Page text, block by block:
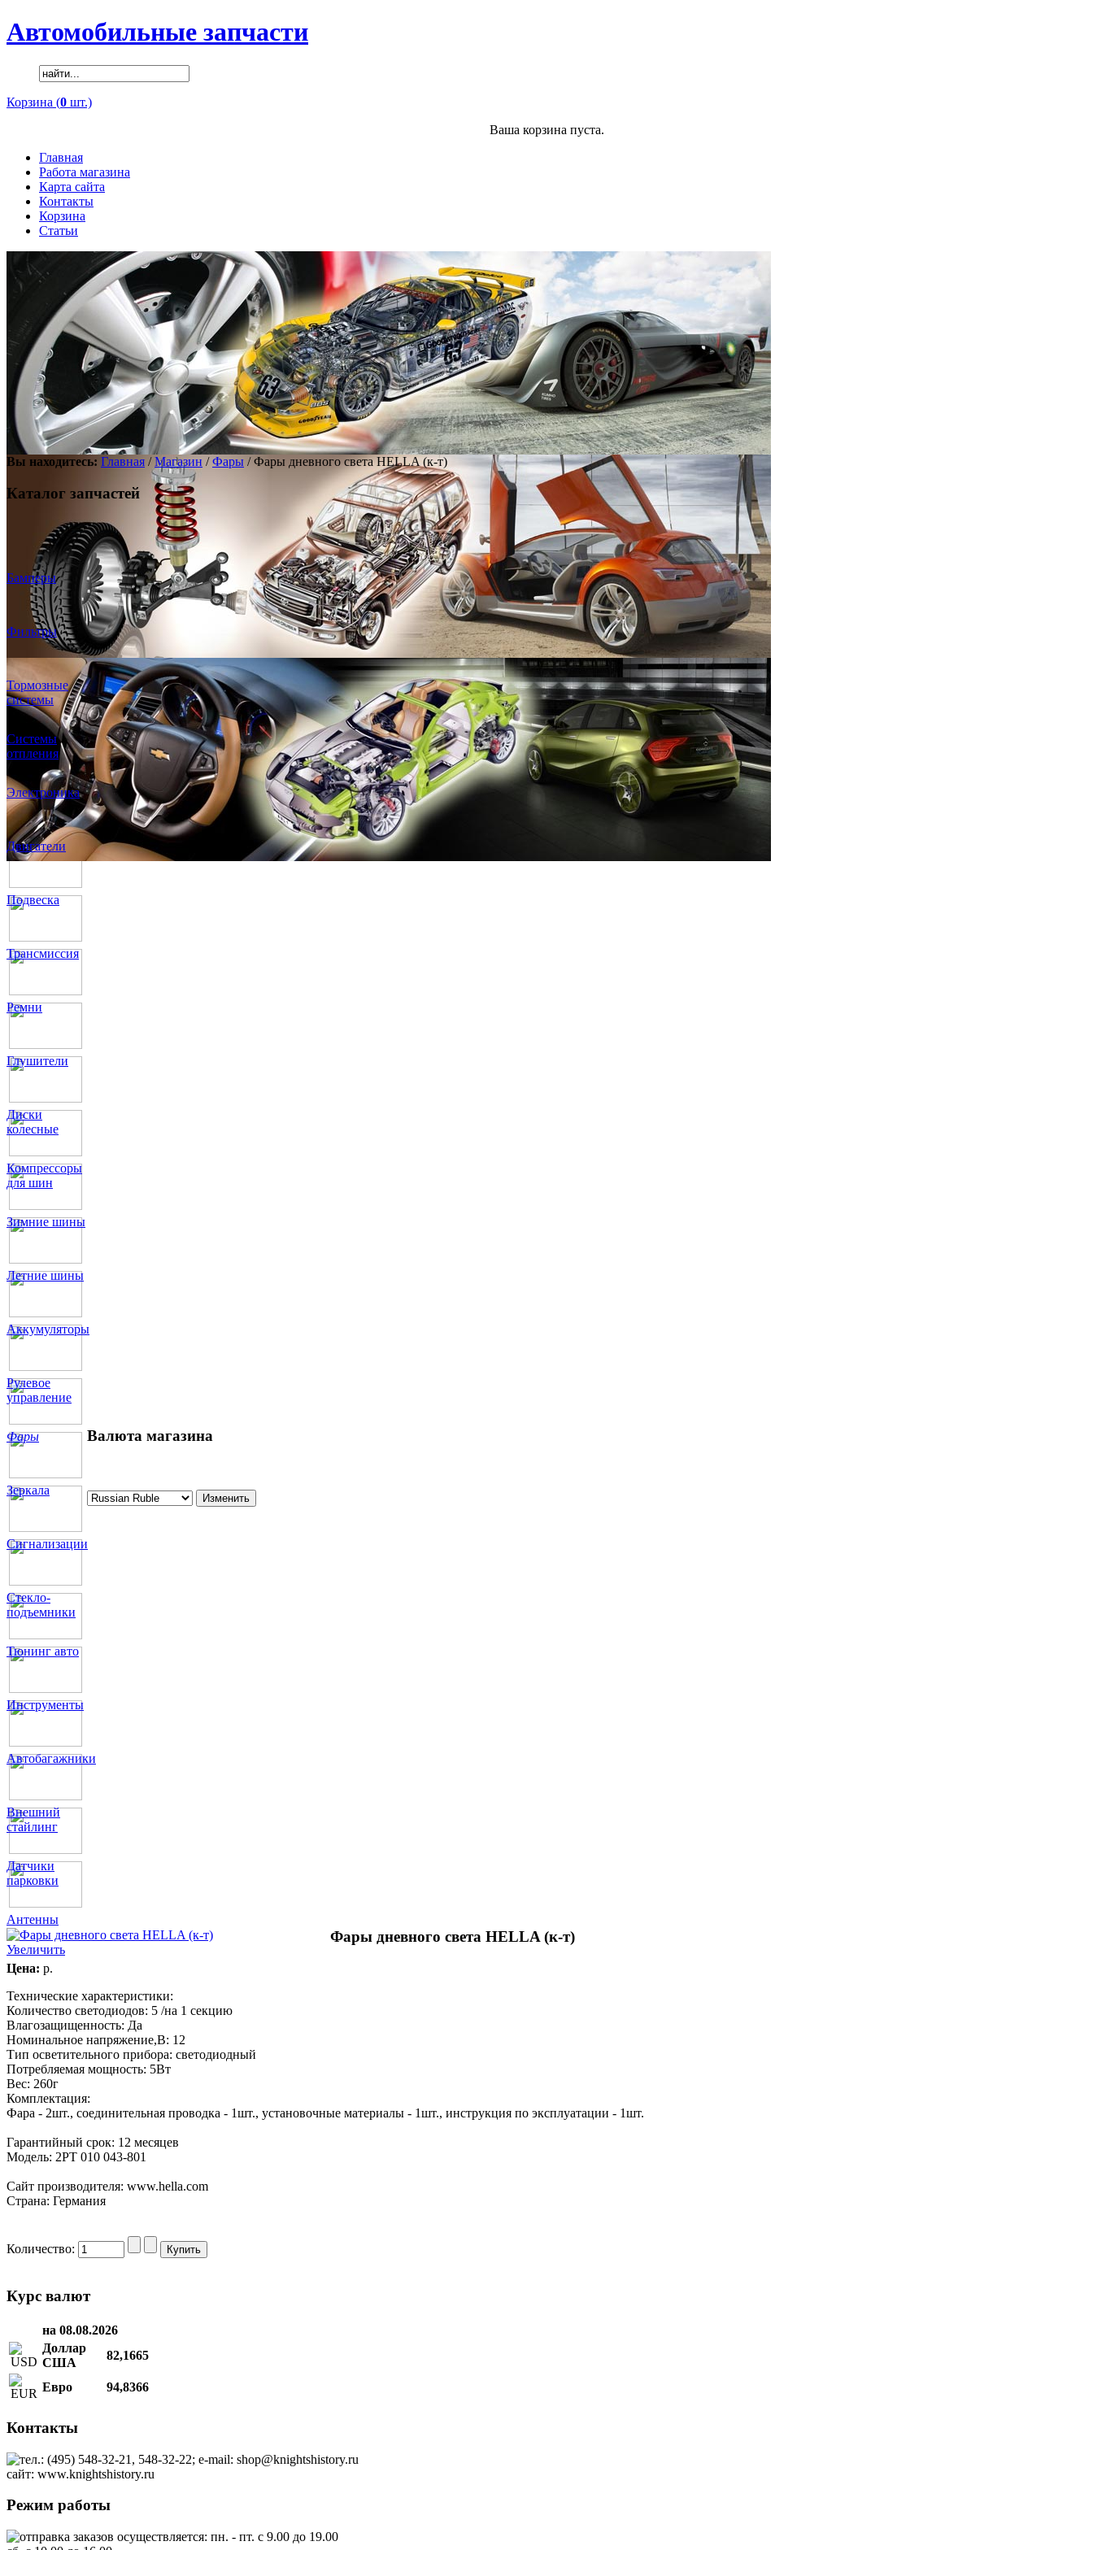
Автомобильные запчасти
Корзина (0 шт.)
Ваша корзина пуста.
Главная
Работа магазина
Карта сайта
Контакты
Корзина
Статьи
Вы находитесь: Главная /Магазин /Фары / Фары дневного света HELLA (к-т)
Каталог запчастей
Бамперы
Фильтры
Тормозные
системы
Системы
отпления
Электроника
Двигатели
Подвеска
Трансмиссия
Ремни
Глушители
Диски
колесные
Компрессоры
для шин
Зимние шины
Летние шины
Аккумуляторы
Рулевое
управление
Фары
Зеркала
Сигнализации
Стекло-
подъемники
Тюнинг авто
Инструменты
Автобагажники
Внешний
стайлинг
Датчики
парковки
Антенны
Валюта магазина
Увеличить
Фары дневного света HELLA (к-т)
Цена: p.
Технические характеристики:
Количество светодиодов: 5 /на 1 секцию
Влагозащищенность: Да
Номинальное напряжение,В: 12
Тип осветительного прибора: светодиодный
Потребляемая мощность: 5Вт
Вес: 260г
Комплектация:
Фара - 2шт., соединительная проводка - 1шт., установочные материалы - 1шт., инструкция по эксплуатации - 1шт.
Гарантийный срок: 12 месяцев
Модель: 2PT 010 043-801
Сайт производителя: www.hella.com
Страна: Германия
Количество:
Курс валют
на 08.08.2026
Доллар
США
82,1665
Евро 94,8366
Контакты
тел.: (495) 548-32-21, 548-32-22; e-mail: shop@knightshistory.ru
сайт: www.knightshistory.ru
Режим работы
отправка заказов осуществляется: пн. - пт. с 9.00 до 19.00